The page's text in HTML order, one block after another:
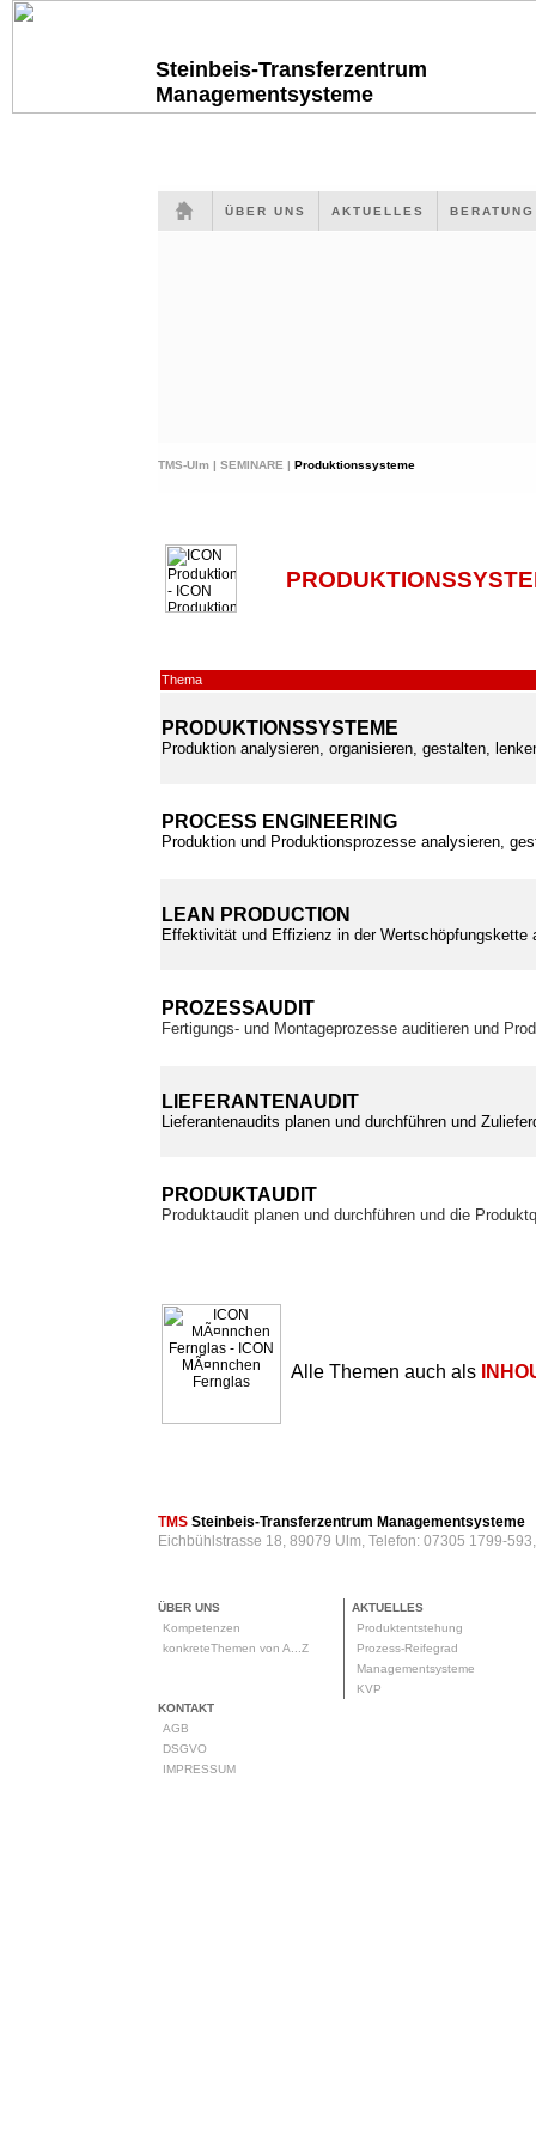
Steinbeis-Transferzentrum
Managementsysteme
ÜBER UNS AKTUELLES
TMS-Ulm | SEMINARE | Produktionssysteme
Thema
PRODUKTIONSSYSTEME
Produktion analysieren, organisieren, gestalten,
PROCESS ENGINEERING
Produktion und Produktionsprozesse analysieren,
LEAN PRODUCTION
Effektivität und Effizienz in der Wertschöpfungskette
PROZESSAUDIT
Fertigungs- und Montageprozesse auditieren und
LIEFERANTENAUDIT
Lieferantenaudits planen und durchführen und
PRODUKTAUDIT
Produktaudit planen und durchführen und die
Alle Themen auch als
TMS Steinbeis-Transferzentrum Managementsysteme
Eichbühlstrasse 18, 89079 Ulm, Telefon: 07305 1799-
ÜBER UNS
Kompetenzen
konkreteThemen von A...Z
AKTUELLES
Produktentstehung
Prozess-Reifegrad
Managementsysteme
KVP
KONTAKT
AGB
DSGVO
IMPRESSUM